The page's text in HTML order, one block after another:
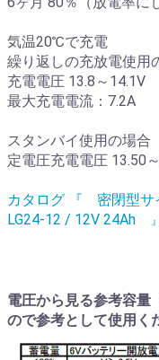
気温20℃で充電
繰り返しの充放電使用
充電電圧 13.8～14.1V
最大充電電流：7.2A
スタンバイ使用の場合
定電圧充電電圧 13.50
カタログ 『 密閉型サ
LG24-12 / 12V 24Ah
』
電圧から見る参考容量
ので参考として使用く